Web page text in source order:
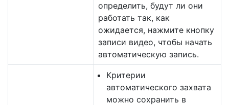
определить, будут ли они
работать так, как
ожидается, нажмите кнопку
записи видео, чтобы начать
автоматическую запись.
Критерии
автоматического захвата
можно сохранить в